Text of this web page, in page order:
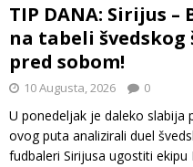
TIP DANA: Sirijus
na tabeli
pred sobom!
10 Augusta, 2026 0
U ponedeljak je daleko slabija
ovog puta analizirali duel
fudbaleri Sirijusa ugostiti